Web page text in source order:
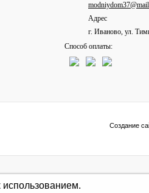
Способ оплаты:
Адрес
г. Иваново, ул.
Создание